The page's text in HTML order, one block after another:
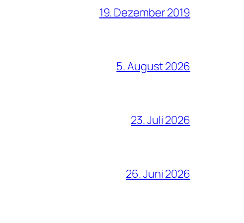
19. Dezember 2019
5. August 2026
23. Juli 2026
26. Juni 2026